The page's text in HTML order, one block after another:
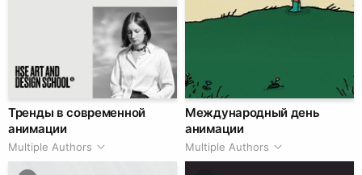
Тренды в современной
анимации
Multiple Authors
Международный день
анимации
Multiple Authors